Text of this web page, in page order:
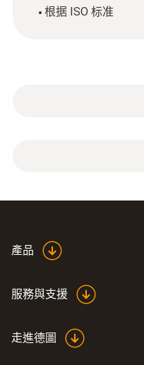
根据 ISO 标准
ISO 校准证书 速度
產品
服務與支援
走進德圖